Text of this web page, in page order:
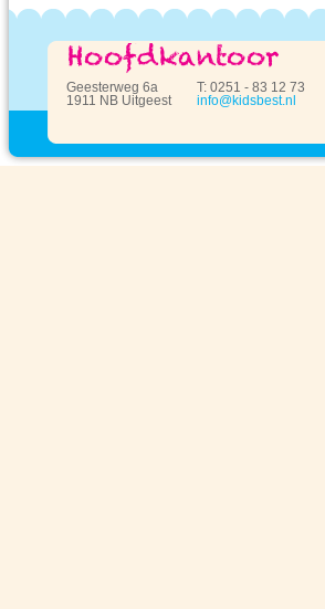
Geesterweg 6a
1911 NB Uitgeest
T: 0251 - 83 12 73
info@kidsbest.nl